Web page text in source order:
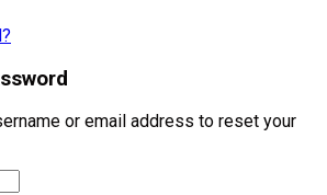
or email address to reset your